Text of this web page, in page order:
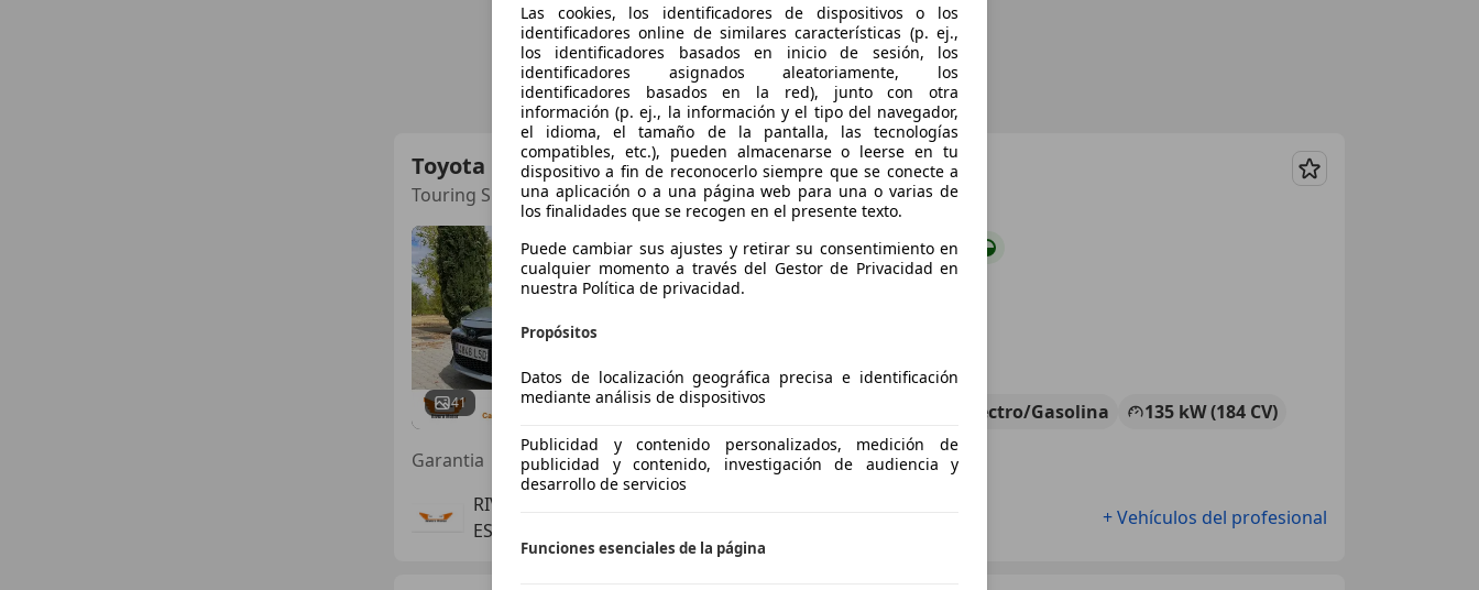
Toyota Corolla
Touring Sports 180H Style
Guardar
41
€ 13.990 Buen precio
Electro/Gasolina
135 kW (184 CV)
Garantia
RIVERO MOTOR
ES-28019 MADRID
+ Vehículos del profesional
Las cookies, los identificadores de dispositivos o los
identificadores online de similares características (p. ej.,
los identificadores basados en inicio de sesión, los
identificadores asignados aleatoriamente, los
identificadores basados en la red), junto con otra
información (p. ej., la información y el tipo del navegador,
el idioma, el tamaño de la pantalla, las tecnologías
compatibles, etc.), pueden almacenarse o leerse en tu
dispositivo a fin de reconocerlo siempre que se conecte a
una aplicación o a una página web para una o varias de
los finalidades que se recogen en el presente texto.
Puede cambiar sus ajustes y retirar su consentimiento en
cualquier momento a través del Gestor de Privacidad en
nuestra Política de privacidad.
Propósitos
Datos de localización geográfica precisa e identificación
mediante análisis de dispositivos
Publicidad y contenido personalizados, medición de
publicidad y contenido, investigación de audiencia y
desarrollo de servicios
Funciones esenciales de la página